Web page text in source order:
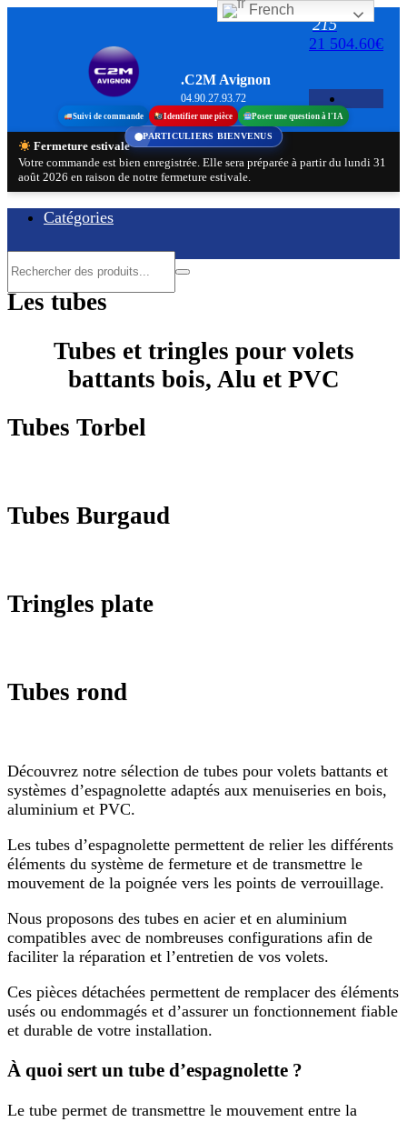
.C2M Avignon
04.90.27.93.72
215
21 504.60€
Suivi de commande Identifier une pièce Poser une question à l'IA
Fermeture estivale
Votre commande est bien enregistrée. Elle sera préparée à partir du lundi 31
août 2026 en raison de notre fermeture estivale.
Catégories
Les tubes
Tubes et tringles pour volets
battants bois, Alu et PVC
Tubes Torbel
Tubes Burgaud
Tringles plate
Tubes rond
Découvrez notre sélection de tubes pour volets battants et
systèmes d’espagnolette adaptés aux menuiseries en bois,
aluminium et PVC.
Les tubes d’espagnolette permettent de relier les différents
éléments du système de fermeture et de transmettre le
mouvement de la poignée vers les points de verrouillage.
Nous proposons des tubes en acier et en aluminium
compatibles avec de nombreuses configurations afin de
faciliter la réparation et l’entretien de vos volets.
Ces pièces détachées permettent de remplacer des éléments
usés ou endommagés et d’assurer un fonctionnement fiable
et durable de votre installation.
À quoi sert un tube d’espagnolette ?
Le tube permet de transmettre le mouvement entre la
French
PARTICULIERS BIENVENUS